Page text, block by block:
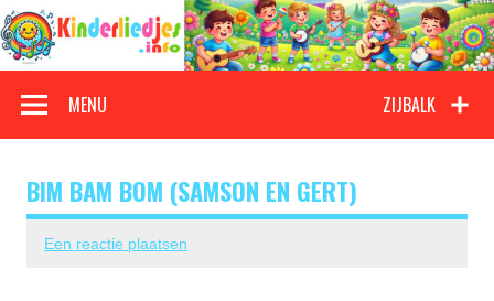
Doorgaan
naar
inhoud
Kinderliedjes
ZIJBALK
MENU
BIM BAM BOM (SAMSON EN GERT)
Een reactie plaatsen